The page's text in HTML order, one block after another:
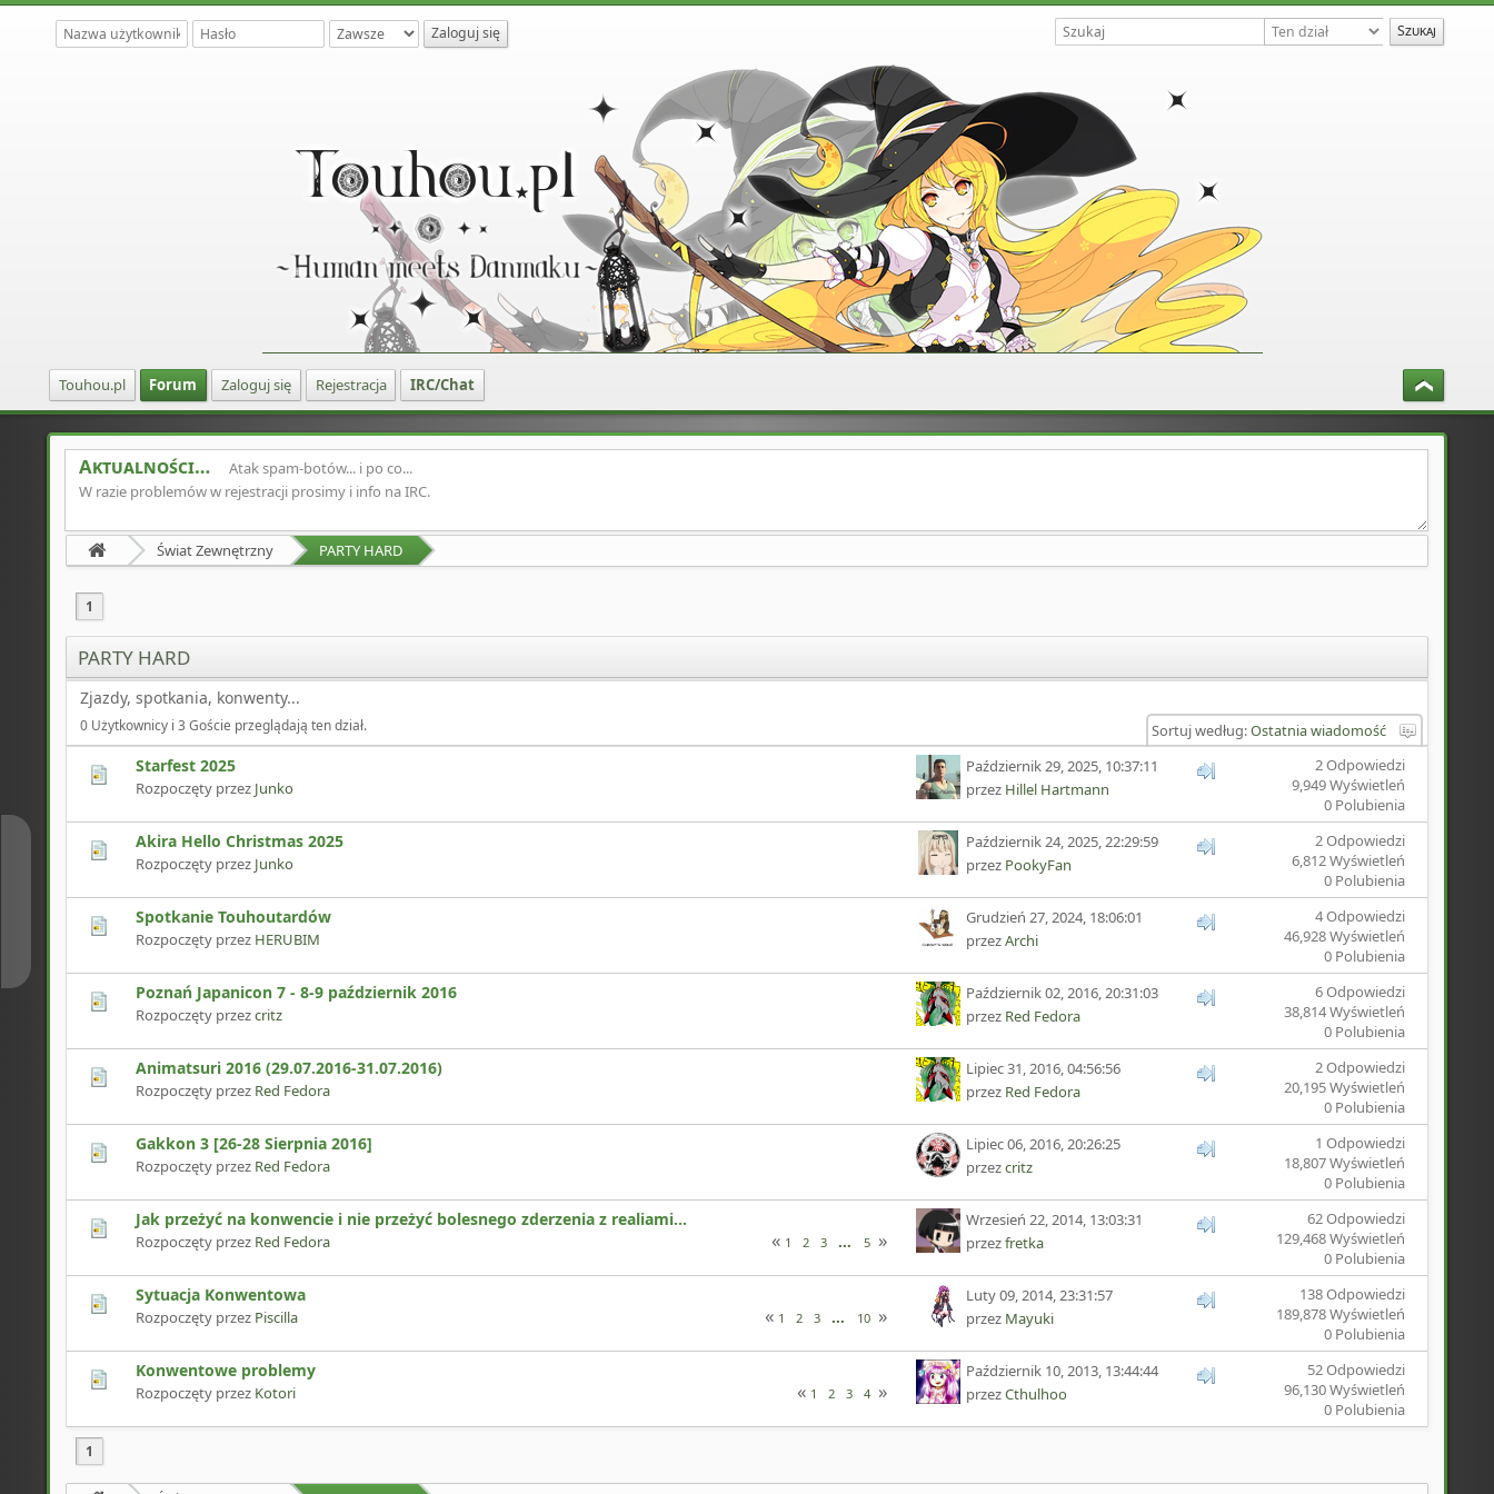
Touhou.pl Forum Zaloguj się Rejestracja IRC/Chat
Aktualności
Atak spam-botów... i po co...
W razie problemów w rejestracji prosimy i info na IRC.
Świat Zewnętrzny PARTY HARD
1
PARTY HARD
Zjazdy, spotkania, konwenty...
0 Użytkownicy i 3 Goście przeglądają ten dział. Sortuj według:Ostatnia wiadomość
Starfest 2025
Rozpoczęty przez Junko
2 Odpowiedzi
9,949 Wyświetleń
0 Polubienia
Październik 29, 2025, 10:37:11
przez Hillel Hartmann
Akira Hello Christmas 2025
Rozpoczęty przez Junko
2 Odpowiedzi
6,812 Wyświetleń
0 Polubienia
Październik 24, 2025, 22:29:59
przez PookyFan
Spotkanie Touhoutardów
Rozpoczęty przez HERUBIM
4 Odpowiedzi
46,928 Wyświetleń
0 Polubienia
Grudzień 27, 2024, 18:06:01
przezArchi
Poznań Japanicon 7 - 8-9 październik 2016
Rozpoczęty przezcritz
6 Odpowiedzi
38,814 Wyświetleń
0 Polubienia
Październik 02, 2016, 20:31:03
przez Red Fedora
Animatsuri 2016 (29.07.2016-31.07.2016)
Rozpoczęty przez Red Fedora
2 Odpowiedzi
20,195 Wyświetleń
0 Polubienia
Lipiec 31, 2016, 04:56:56
przez Red Fedora
Gakkon 3 [26-28 Sierpnia 2016]
Rozpoczęty przez Red Fedora
1 Odpowiedzi
18,807 Wyświetleń
0 Polubienia
Lipiec 06, 2016, 20:26:25
przezcritz
Jak przeżyć na konwencie i nie przeżyć bolesnego zderzenia z realiami...
Rozpoczęty przez Red Fedora 1 2 3 ... 5
62 Odpowiedzi
129,468 Wyświetleń
0 Polubienia
Wrzesień 22, 2014, 13:03:31
przezfretka
Sytuacja Konwentowa
Rozpoczęty przez Piscilla 1 2 3 ... 10
138 Odpowiedzi
189,878 Wyświetleń
0 Polubienia
Luty 09, 2014, 23:31:57
przez Mayuki
Konwentowe problemy
Rozpoczęty przez Kotori 1 2 3 4
52 Odpowiedzi
96,130 Wyświetleń
0 Polubienia
Październik 10, 2013, 13:44:44
przezCthulhoo
1